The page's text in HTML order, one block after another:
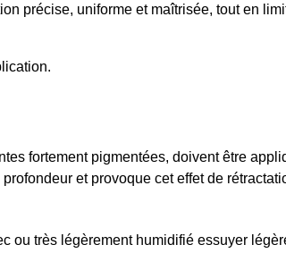
précise, uniforme et maîtrisée, tout en
fortement pigmentées, doivent être
et provoque cet effet de
ou très légèrement humidifié essuyer